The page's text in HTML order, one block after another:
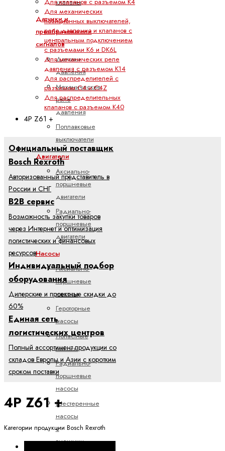
Датчики и
преобразователи
сигналов
Датчики
давления
Механические
реле
давления
Поплавковые
выключатели
Двигатели
Аксиально-
поршневые
двигатели
Радиально-
поршневые
двигатели
Насосы
Аксиально-
поршневые
насосы
Героторные
насосы
Лопастные
насосы
Радиально-
поршневые
насосы
Шестеренные
насосы
с
внешним
Для механических
позиционных выключателей,
реле давления и клапанов с
центральным подключением
с разъемами K6 и DK6L
Для механических реле
давления с разъемом K14
Для распределителей с
разъемом C4 и C4Z
Для распределительных
клапанов с разъемом K40
4P Z61 +
Официальный поставщик
Bosch Rexroth
Авторизованный представитель в
России и СНГ
B2B сервис
Возможность закупки товаров
через Интернет и оптимизация
логистических и финансовых
ресурсов
Индивидуальный подбор
оборудования
Дилерские и проектные скидки до
60%
Единая сеть
логистических центров
Полный ассортимент продукции со
складов Европы и Азии с коротким
сроком поставки
4P Z61 +
Категории продукции Bosch Rexroth